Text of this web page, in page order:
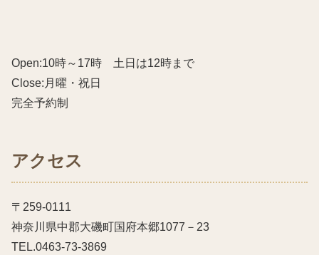
Open:10時～17時 土日は12時まで
Close:月曜・祝日
完全予約制
アクセス
〒259-0111
神奈川県中郡大磯町国府本郷1077－23
TEL.0463-73-3869